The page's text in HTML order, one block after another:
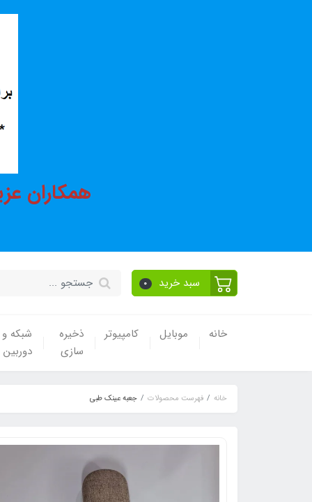
همکاران
سبد خرید 0
خانه موبایل کامپیوتر
ذخیره
سازی
شبکه و
دوربین
خانه فهرست محصولات جعبه عینک طبی